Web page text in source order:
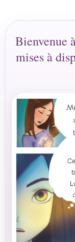
Bienvenue
mises à